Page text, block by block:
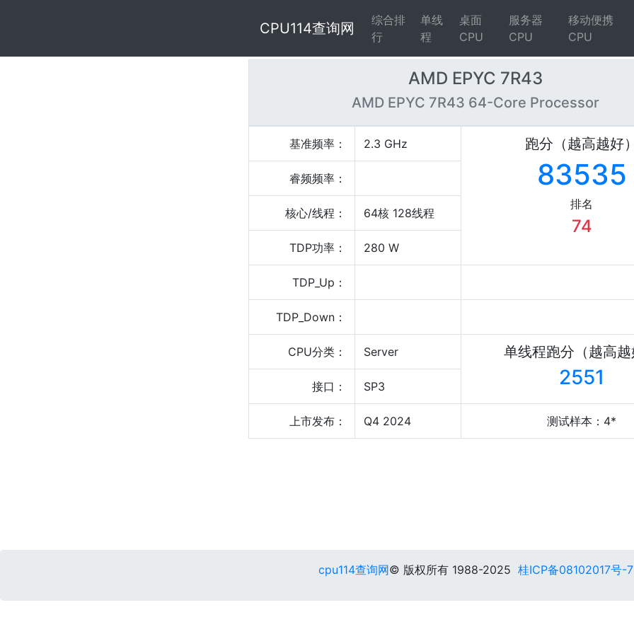
CPU114查询网
综合排
行
单线
程
桌面
CPU
服务器
CPU
移动便携
CPU
AMD EPYC 7R43
AMD EPYC 7R43 64-Core Processor
基准频率： 2.3 GHz 跑分（越高越好
83535
排名
74
睿频频率：
核心/线程： 64核 128线程
TDP功率： 280 W
TDP_Up：
TDP_Down：
CPU分类： Server 单线程跑分（越高
2551
接口： SP3
上市发布： Q4 2024 测试样本：4*
cpu114查询网© 版权所有 1988-2025 桂ICP备08102017号-7